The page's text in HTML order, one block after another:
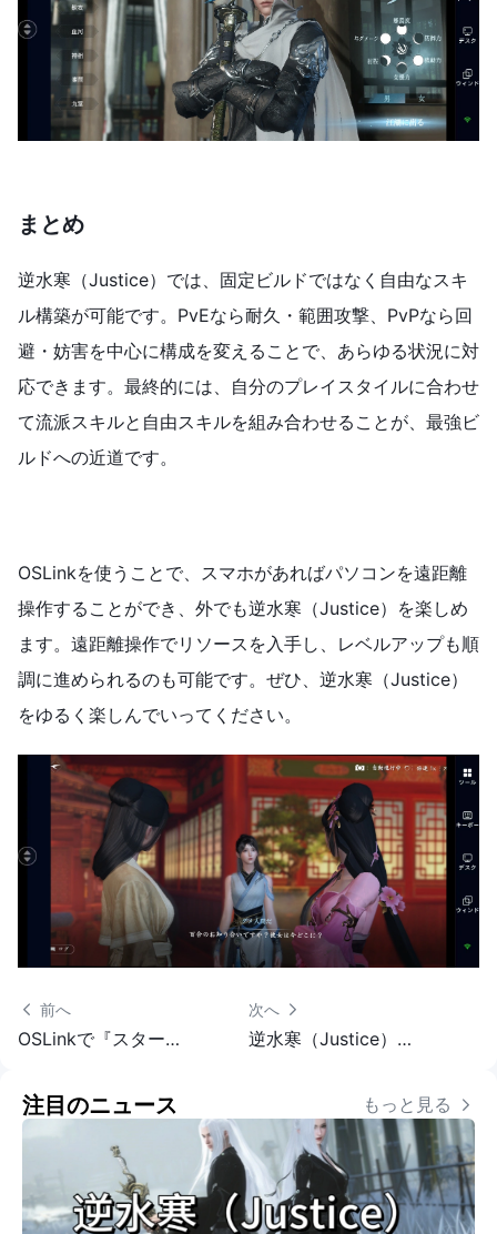
まとめ
逆水寒（Justice）では、固定ビルドではなく自由なスキ
ル構築が可能です。PvEなら耐久・範囲攻撃、PvPなら回
避・妨害を中心に構成を変えることで、あらゆる状況に対
応できます。最終的には、自分のプレイスタイルに合わせ
て流派スキルと自由スキルを組み合わせることが、最強ビ
ルドへの近道です。
OSLinkを使うことで、スマホがあればパソコンを遠距離
操作することができ、外でも逆水寒（Justice）を楽しめ
ます。遠距離操作でリソースを入手し、レベルアップも順
調に進められるのも可能です。ぜひ、逆水寒（Justice）
をゆるく楽しんでいってください。
前へ
OSLinkで『スターセイヴァー』を攻略：リセマラ＆自動周回ガイド
次へ
逆水寒（Justice）初心者向けスタート攻略と序盤攻略
注目のニュース もっと見る